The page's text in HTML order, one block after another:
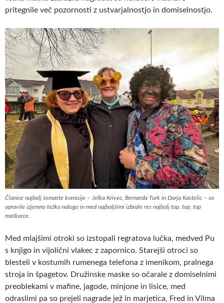
pritegnile več pozornosti z ustvarjalnostjo in domiselnostjo.
Članice najbolj šemaste komisije – Jelka Krivec, Bernarda Turk in Darja Kastelic – so
opravile izjemno težko nalogo in med najboljšimi izbrale res najbolj top, top, top
maškarce.
Med mlajšimi otroki so izstopali regratova lučka, medved Pu
s knjigo in vijolični vlakec z zapornico. Starejši otroci so
blesteli v kostumih rumenega telefona z imenikom, pralnega
stroja in špagetov. Družinske maske so očarale z domiselnimi
preoblekami v mafine, jagode, minjone in lisice, med
odraslimi pa so prejeli nagrade jež in marjetica, Fred in Vilma